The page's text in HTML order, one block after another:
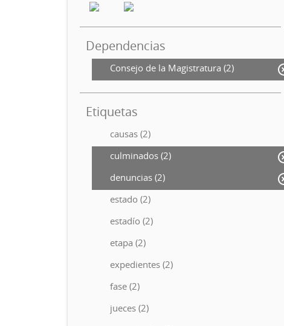
Dependencias
Consejo de la Magistratura (2)
Etiquetas
causas (2)
culminados (2)
denuncias (2)
estado (2)
estadío (2)
etapa (2)
expedientes (2)
fase (2)
jueces (2)